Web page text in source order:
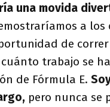
una movida
a
de
trabajo se
de Fórmula E.
pero nunca se